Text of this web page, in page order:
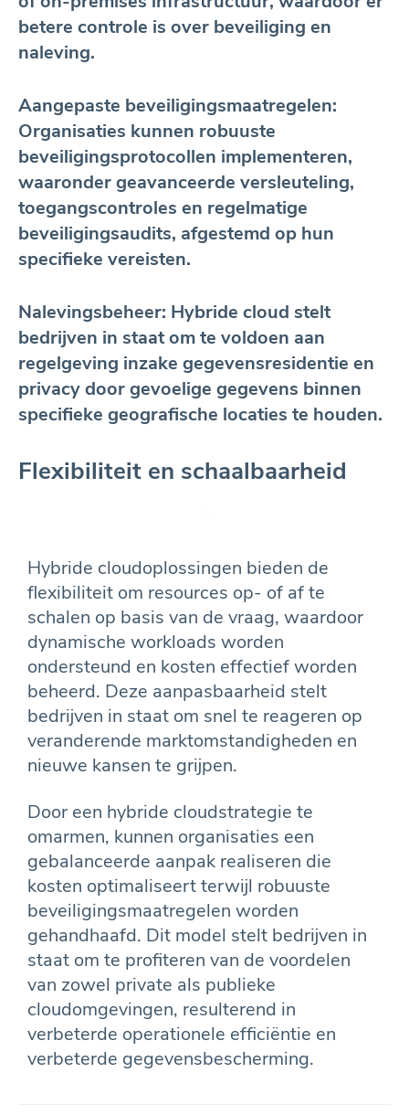
betere controle is over beveiliging en
naleving.
Aangepaste beveiligingsmaatregelen:
Organisaties kunnen robuuste
beveiligingsprotocollen implementeren,
waaronder geavanceerde versleuteling,
toegangscontroles en regelmatige
beveiligingsaudits, afgestemd op hun
specifieke vereisten.
Nalevingsbeheer: Hybride cloud stelt
bedrijven in staat om te voldoen aan
regelgeving inzake gegevensresidentie en
privacy door gevoelige gegevens binnen
specifieke geografische locaties te houden.
Flexibiliteit en schaalbaarheid
Hybride cloudoplossingen bieden de
flexibiliteit om resources op- of af te
schalen op basis van de vraag, waardoor
dynamische workloads worden
ondersteund en kosten effectief worden
beheerd. Deze aanpasbaarheid stelt
bedrijven in staat om snel te reageren op
veranderende marktomstandigheden en
nieuwe kansen te grijpen.
Door een hybride cloudstrategie te
omarmen, kunnen organisaties een
gebalanceerde aanpak realiseren die
kosten optimaliseert terwijl robuuste
beveiligingsmaatregelen worden
gehandhaafd. Dit model stelt bedrijven in
staat om te profiteren van de voordelen
van zowel private als publieke
cloudomgevingen, resulterend in
verbeterde operationele efficiëntie en
verbeterde gegevensbescherming.